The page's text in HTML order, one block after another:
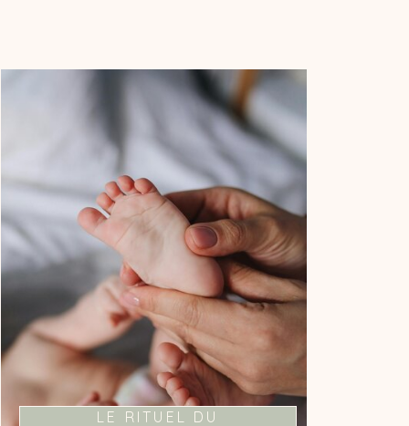
Je vous propose un moment fort de
connexion avec votre bébé à travers
l'outil du bain.
LA MAGIE DU LIEN
PARENT-ENFANT
LE RITUEL DU